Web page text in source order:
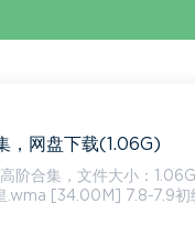
，网盘下载(1.06G)
小：1.06G 01残雪初级 [393.69M] 1、前言.
.wma [34.00M] 7.8-7.9